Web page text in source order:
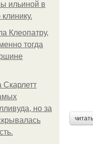
ильиной в
Клеопатру,
тогда
Скарлетт
но за